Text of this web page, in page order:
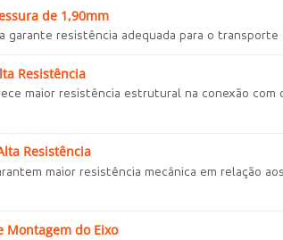
de 1,90mm
garante resistência adequada para o
Resistência
maior resistência estrutural na conexão
Resistência
maior resistência mecânica em relação
Montagem do Eixo